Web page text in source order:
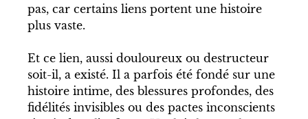
pas, car certains liens portent une histoire
plus vaste.
Et ce lien, aussi douloureux ou destructeur
soit-il, a existé. Il a parfois été fondé sur une
histoire intime, des blessures profondes, des
fidélités invisibles ou des pactes inconscients